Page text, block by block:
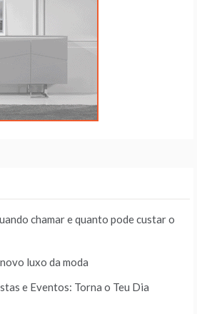
chamar e quanto pode custar o
luxo da moda
e Eventos: Torna o Teu Dia